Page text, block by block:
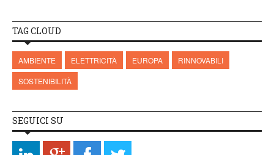
TAG CLOUD
AMBIENTE ELETTRICITÀ EUROPA
RINNOVABILI
SOSTENIBILITÀ
SEGUICI SU